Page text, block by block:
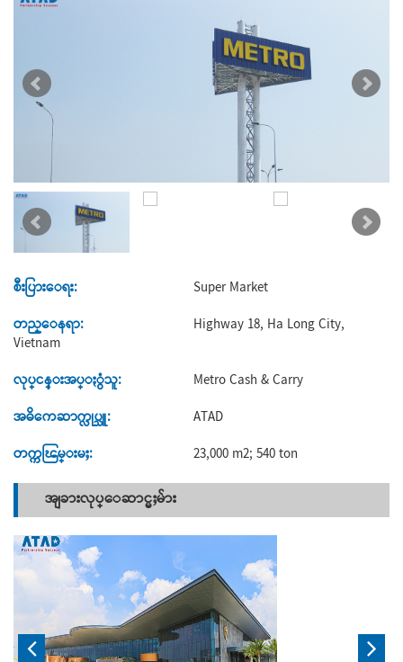
စီးပြားေရး:
Super Market
တည္ေနရာ:
Highway 18, Ha Long City,
Vietnam
လုပ္ငန္းအပ္ႏွံသူ:
Metro Cash & Carry
အဓိကေဆာက္လုပ္သူ:
ATAD
တက္ကၽြမ္းမႈ:
23,000 m2; 540 ton
အျခားလုပ္ေဆာင္မႈမ်ား